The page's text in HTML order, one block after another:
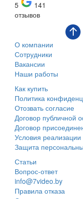
5
141
отзывов
О компании
Сотрудники
Вакансии
Наши работы
Как купить
Политика
Отозвать согласие
Договор публичной
Договор
Условия реализации
Защита
Статьи
Вопрос-ответ
info@7video.by
Правила отказа